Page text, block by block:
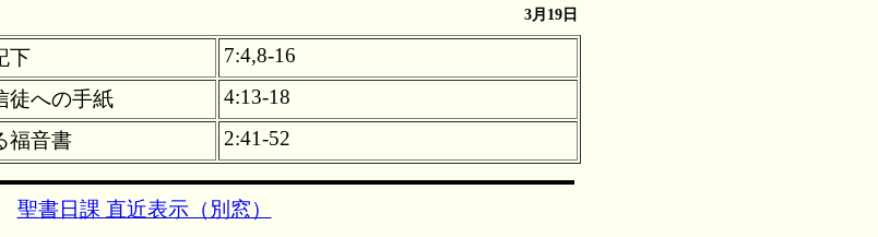
3月19日
下
7:4,8-16
徒への手紙
4:13-18
福音書 2:41-52
聖書日課 直近表示（別窓）